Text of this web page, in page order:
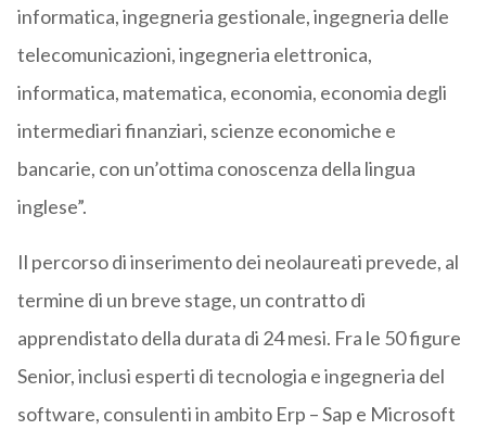
informatica, ingegneria gestionale, ingegneria delle
telecomunicazioni, ingegneria elettronica,
informatica, matematica, economia, economia degli
intermediari finanziari, scienze economiche e
bancarie, con un’ottima conoscenza della lingua
inglese”.
Il percorso di inserimento dei neolaureati prevede, al
termine di un breve stage, un contratto di
apprendistato della durata di 24 mesi. Fra le 50 figure
Senior, inclusi esperti di tecnologia e ingegneria del
software, consulenti in ambito Erp – Sap e Microsoft